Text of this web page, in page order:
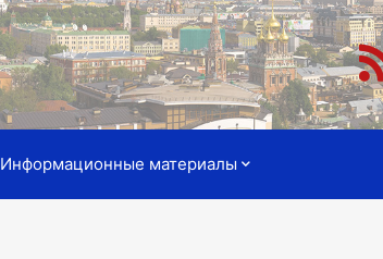
Информационные материалы